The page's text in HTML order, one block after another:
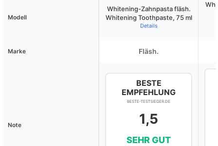
Modell
Whitening-Zahnpasta fläsh.
Whitening Toothpaste, 75 ml
Details
Marke Fläsh.
Note
BESTE
EMPFEHLUNG
BESTE-TESTSIEGER.DE
1,5
SEHR GUT